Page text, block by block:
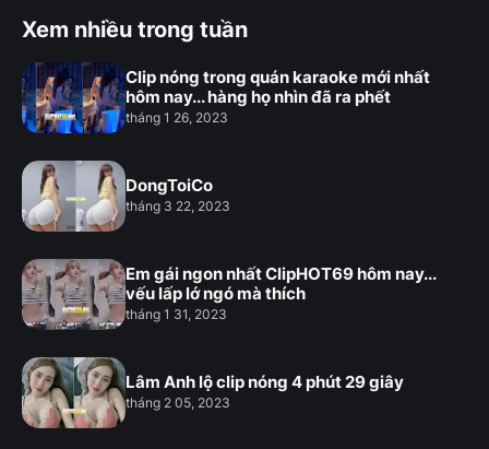
Xem nhiều trong tuần
Clip nóng trong quán karaoke mới nhất
hôm nay... hàng họ nhìn đã ra phết
tháng 1 26, 2023
DongToiCo
tháng 3 22, 2023
Em gái ngon nhất ClipHOT69 hôm nay...
vếu lấp lớ ngó mà thích
tháng 1 31, 2023
Lâm Anh lộ clip nóng 4 phút 29 giây
tháng 2 05, 2023